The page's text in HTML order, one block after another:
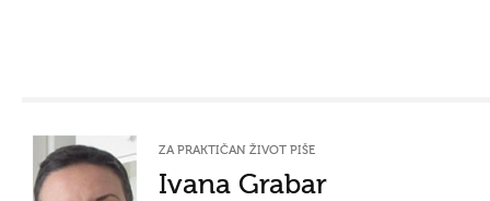
ZA PRAKTIČAN ŽIVOT PIŠE
Ivana Grabar